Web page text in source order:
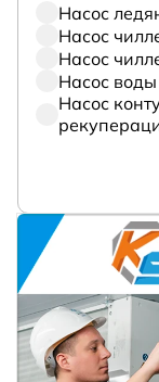
Насос
Насос
Насос
Насос
Насос